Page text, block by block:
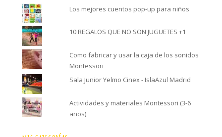
Los mejores cuentos pop-up para niños
10 REGALOS QUE NO SON JUGUETES +1
Como fabricar y usar la caja de los sonidos
Montessori
Sala Junior Yelmo Cinex - IslaAzul Madrid
Actividades y materiales Montessori (3-6
anos)